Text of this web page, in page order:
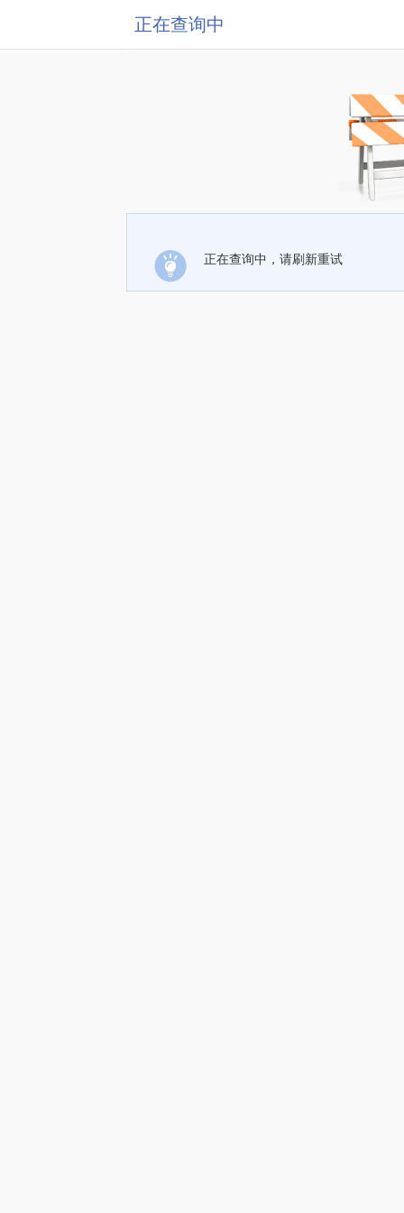
正在查询中
正在查询中，请刷新重试